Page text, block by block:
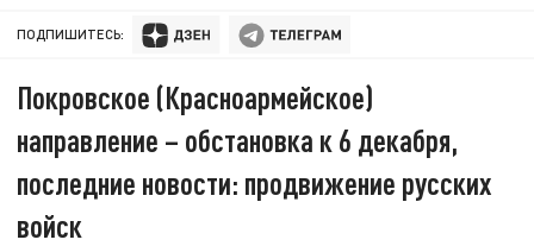
ПОДПИШИТЕСЬ:
Покровское (Красноармейское)
направление – обстановка к 6 декабря,
последние новости: продвижение русских
войск